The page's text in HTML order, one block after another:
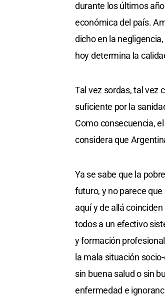
durante los últimos
económica del país.
dicho en la
hoy determina la
Tal vez sordas, tal vez
suficiente por la
Como consecuencia,
considera que
Ya se sabe que la
futuro, y no parece
aquí y de allá
todos a un efectivo
y formación
la mala situación
sin buena salud o sin
enfermedad e